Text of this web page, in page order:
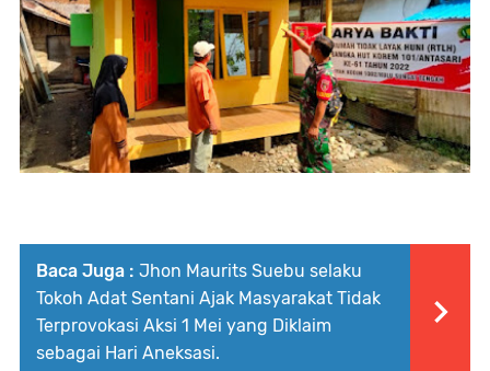
Baca Juga : Jhon Maurits Suebu selaku
Tokoh Adat Sentani Ajak Masyarakat Tidak
Terprovokasi Aksi 1 Mei yang Diklaim
sebagai Hari Aneksasi.